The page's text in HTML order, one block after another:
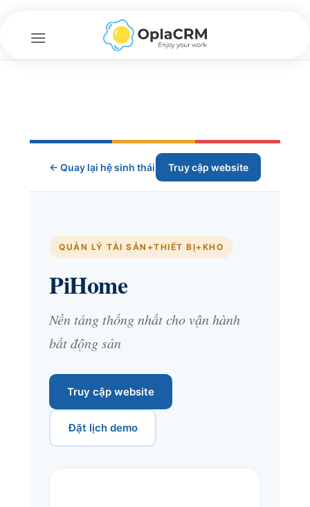
nội
← Quay lại hệ sinh thái Truy cập website
QUẢN LÝ TÀI SẢN+THIẾT BỊ+KHO
PiHome
Nền tảng thống nhất cho vận hành
bất động sản
Truy cập website
Đặt lịch demo